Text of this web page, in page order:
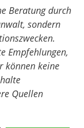
Beratung durch
sondern
Empfehlungen,
können keine
Quellen